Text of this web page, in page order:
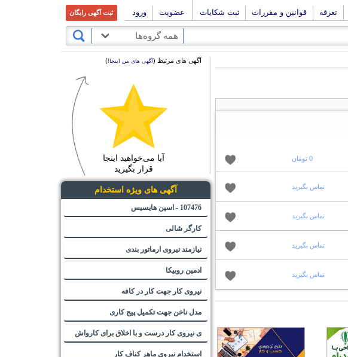
تعرفه قوانین و مقررات ثبت شکایات عضویت ورود ثبت آگهی رایگان
همه گروه‌ها
0 تومان
تماس بگیرید
تماس بگیرید
تماس بگیرید
تماس بگیرید
آگهی های مرتبط (آگهی های من اینجا!)
آیا می‌خواهید اینجا
قرار بگیرید
آگهی های ویژه استخدام
107476 - اسپن هایسیس
کارگر شالی
نیازمند نیروی ارماتور بندی
ادمین روبیکا
نیروی کار جهت کار در کافه
مدل ناخن جهت تکمیل پیج کاری
ی نیروی کار درست و با اخلاق برای کارواش
استخدام نیروی ماهر کناف کار